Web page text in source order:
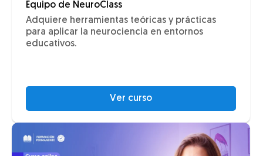
Equipo de NeuroClass
Adquiere herramientas teóricas y prácticas
para aplicar la neurociencia en entornos
educativos.
Ver curso